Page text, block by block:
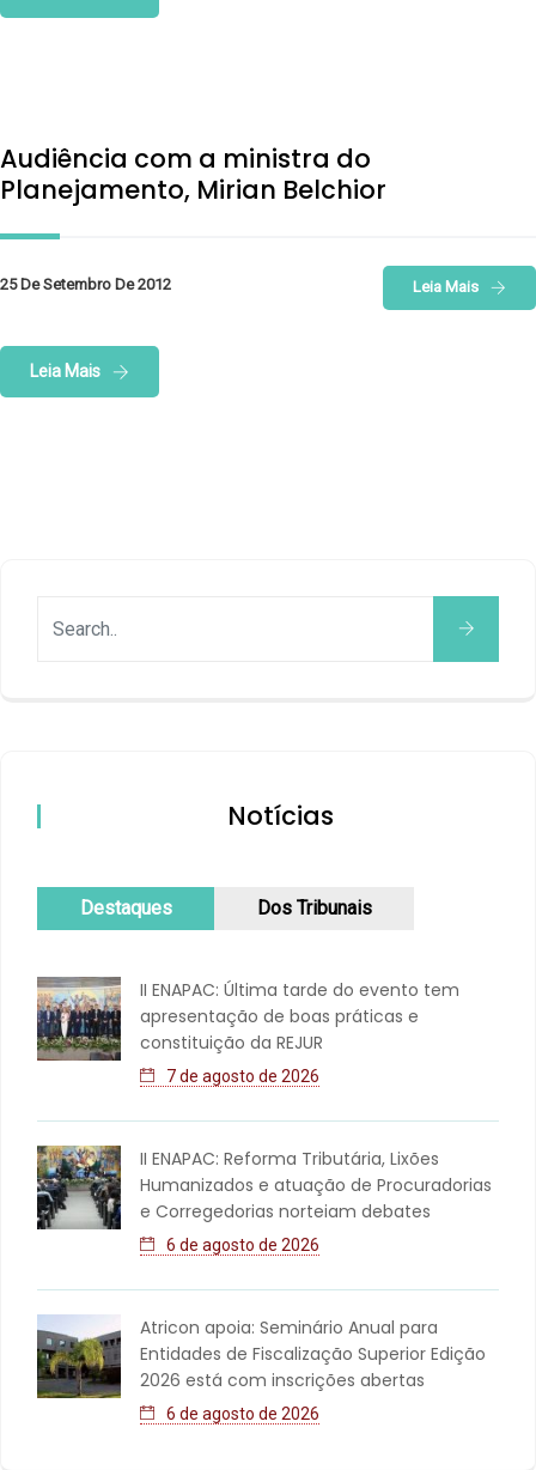
Audiência com a ministra do
Planejamento, Mirian Belchior
25 De Setembro De 2012 Leia Mais
Leia Mais
Notícias
Destaques Dos Tribunais
II ENAPAC: Última tarde do evento tem
apresentação de boas práticas e
constituição da REJUR
7 de agosto de 2026
II ENAPAC: Reforma Tributária, Lixões
Humanizados e atuação de Procuradorias
e Corregedorias norteiam debates
6 de agosto de 2026
Atricon apoia: Seminário Anual para
Entidades de Fiscalização Superior Edição
2026 está com inscrições abertas
6 de agosto de 2026